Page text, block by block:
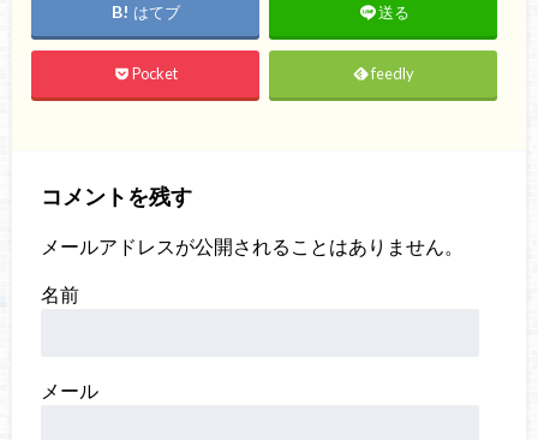
はてブ 送る
Pocket feedly
コメントを残す
メールアドレスが公開されることはありません。
名前
メール